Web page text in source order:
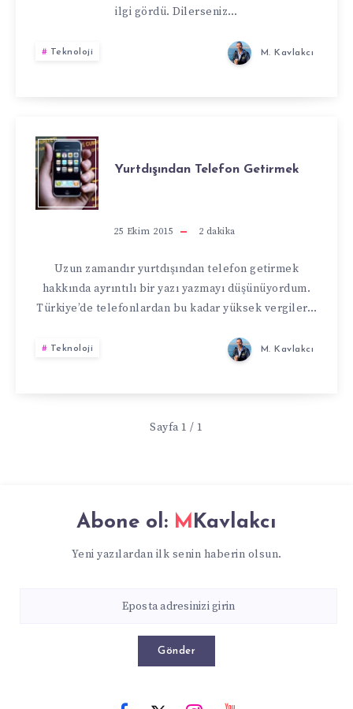
ilgi gördü. Dilerseniz…
Teknoloji M. Kavlakcı
YURTDIŞINDAN
TELEFON
GETIRMEK
Yurtdışından Telefon Getirmek
25 Ekim 2015 2 dakika
Uzun zamandır yurtdışından telefon getirmek
hakkında ayrıntılı bir yazı yazmayı düşünüyordum.
Türkiye’de telefonlardan bu kadar yüksek vergiler…
Teknoloji M. Kavlakcı
Sayfa 1 / 1
Abone ol: MKavlakcı
Yeni yazılardan ilk senin haberin olsun.
Gönder